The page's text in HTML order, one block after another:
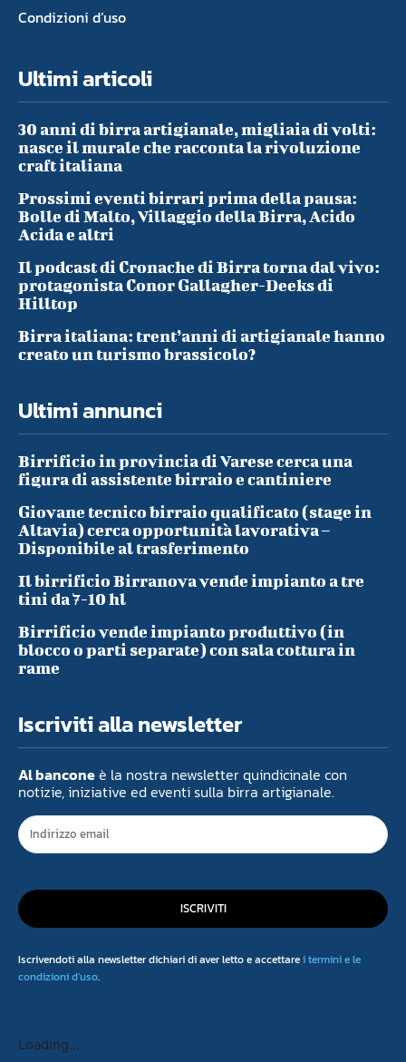
Condizioni d’uso
Ultimi articoli
30 anni di birra artigianale, migliaia di volti:
nasce il murale che racconta la rivoluzione
craft italiana
Prossimi eventi birrari prima della pausa:
Bolle di Malto, Villaggio della Birra, Acido
Acida e altri
Il podcast di Cronache di Birra torna dal vivo:
protagonista Conor Gallagher-Deeks di
Hilltop
Birra italiana: trent’anni di artigianale hanno
creato un turismo brassicolo?
Ultimi annunci
Birrificio in provincia di Varese cerca una
figura di assistente birraio e cantiniere
Giovane tecnico birraio qualificato (stage in
Altavia) cerca opportunità lavorativa –
Disponibile al trasferimento
Il birrificio Birranova vende impianto a tre
tini da 7-10 hl
Birrificio vende impianto produttivo (in
blocco o parti separate) con sala cottura in
rame
Iscriviti alla newsletter
Al banconeè la nostra newsletter quindicinale con
notizie, iniziative ed eventi sulla birra artigianale.
ISCRIVITI
Iscrivendoti alla newsletter dichiari di aver letto e accettarei termini e le
condizioni d'uso.
Loading...